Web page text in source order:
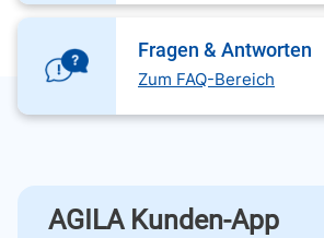
Fragen & Antworten
Zum FAQ-Bereich
AGILA Kunden-App